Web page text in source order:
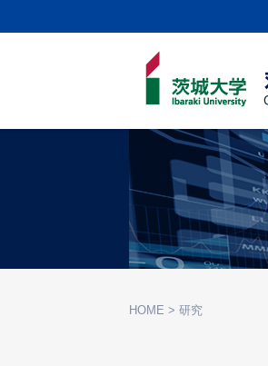
HOME > 研究